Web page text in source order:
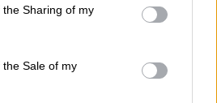
usage behaviour. You may click to
Google and its third-party tags to
purposes in below Google
Sharing of my
Sale of my
για κάτι που
ότι ίσως δεν ξέρετε τα